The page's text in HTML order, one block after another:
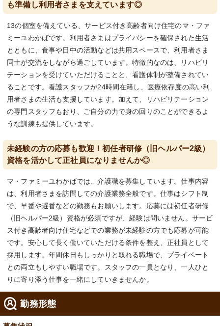
も準備し利用者さまを支えています◎
13の個室を備えている、サービス付き高齢者向け住宅のマ・ファ
ミーユわかばです。利用者さまはプライバシーを確保された生活
とともに、食事や日中の活動などは共用スペースで、利用者さま
同士が交流をしながら過ごしています。特徴的なのは、リハビリ
テーションを受けていただけることと、看護体制が整備されてい
ることです。看護スタッフが24時間在籍し、医療依存度の高い利
用者さまの生活も支援しています。加えて、リハビリテーション
の専門スタッフもおり、ご自分の力で身の回りのことができるよ
うな訓練も提供しています。
未経験の方の応募も歓迎！初任者研修（旧ヘルパー2級）
資格を活かして正社員になりませんか◎
マ・ファミーユわかばでは、介護職を募集しています。仕事内容
は、利用者さまを訪問しての介護業務全般です。仕事はシフト制
で、早番や遅番などの勤務もお願いします。応募には初任者研修
（旧ヘルパー2級）資格が必須ですが、経験は問いません。サービ
ス付き高齢者向け住宅などでの業務が未経験の方でも応募が可能
です。安心して長く働いていただける条件を整え、正社員として
採用します。年間休日もしっかりと取れる職場で、プライベート
との両立もしやすい職場です。スタッフの一員となり、一人ひと
りに寄り添う仕事を一緒にしていきませんか。
勤務形態